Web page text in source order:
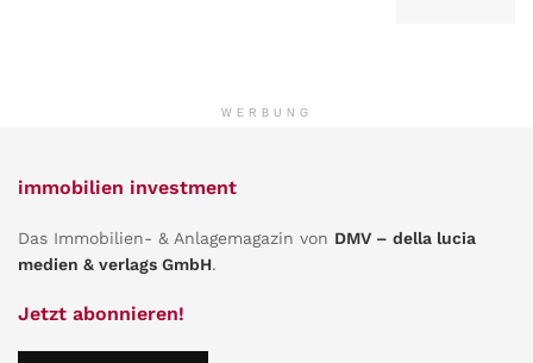
WERBUNG
immobilien investment
Das Immobilien- & Anlagemagazin von DMV – della lucia
medien & verlags GmbH.
Jetzt abonnieren!